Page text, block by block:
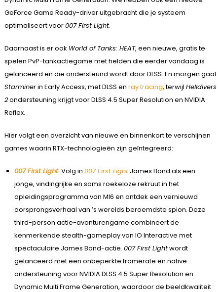
GeForce Game Ready-driver uitgebracht die je systeem
optimaliseert voor007 First Light.
Daarnaast is er ook World of Tanks: HEAT, een nieuwe, gratis te
spelen PvP-tankactiegame met helden die eerder vandaag is
gelanceerd en die ondersteund wordt door DLSS. En morgen gaat
Starminerin Early Access, met DLSS en ray tracing, terwijl Helldivers
2ondersteuning krijgt voor DLSS 4.5 Super Resolution en NVIDIA
Reflex.
Hier volgt een overzicht van nieuwe en binnenkort te verschijnen
games waarin RTX-technologieën zijn geïntegreerd:
007 First Light: Volg in 007 First LightJames Bond als een
jonge, vindingrijke en soms roekeloze rekruut in het
opleidingsprogramma van MI6 en ontdek een vernieuwd
oorsprongsverhaal van ’s werelds beroemdste spion. Deze
third-person actie-avonturengame combineert de
kenmerkende stealth-gameplay van IO Interactive met
spectaculaire James Bond-actie. 007 First Lightwordt
gelanceerd met een onbeperkte framerate en native
ondersteuning voor NVIDIA DLSS 4.5 Super Resolution en
Dynamic Multi Frame Generation, waardoor de beeldkwaliteit